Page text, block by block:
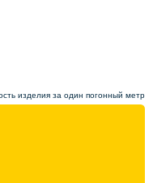
изделия за один погонный метр